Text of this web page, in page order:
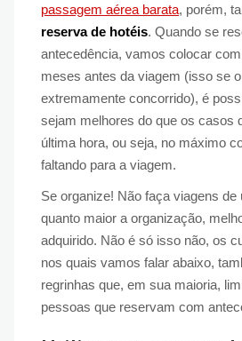
passagem aérea barata, porém,
reserva de hotéis. Quando se
antecedência, vamos colocar
meses antes da viagem (isso se
extremamente concorrido), é
sejam melhores do que os casos
última hora, ou seja, no máximo
faltando para a viagem.
Se organize! Não faça viagens de
quanto maior a organização,
adquirido. Não é só isso não, os
nos quais vamos falar abaixo,
regrinhas que, em sua maioria,
pessoas que reservam com